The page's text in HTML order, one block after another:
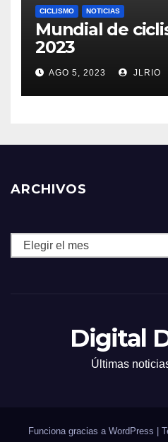
CICLISMO NOTICIAS
Mundial de
2023
AGO 5, 2023 JLRIO
ARCHIVOS
Archivos
Digital
Últimas
Funciona gracias a WordPress